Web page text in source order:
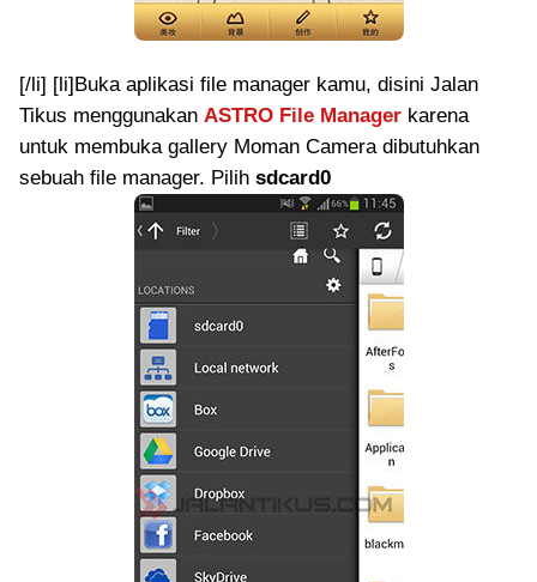
[/li] [li]Buka aplikasi file manager kamu, disini Jalan
Tikus menggunakan ASTRO File Manager karena
untuk membuka gallery Moman Camera dibutuhkan
sebuah file manager. Pilih sdcard0